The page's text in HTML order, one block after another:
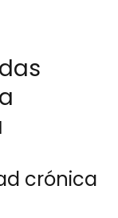
crónica